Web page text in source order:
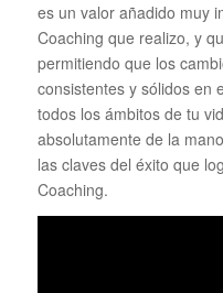
es un valor añadido muy
Coaching que realizo, y
permitiendo que los
consistentes y sólidos en
todos los ámbitos de tu
absolutamente de la
las claves del éxito que
Coaching.